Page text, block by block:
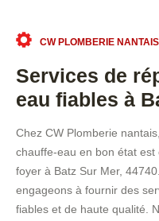
CW PLOMBERIE NANTAIS
Services de
eau fiables à
Chez CW Plomberie
chauffe-eau en bon état
foyer à Batz Sur Mer,
engageons à fournir des
fiables et de haute qualité.